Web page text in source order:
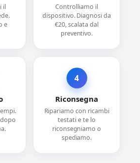
il
e
Controlliamo il
dispositivo. Diagnosi da
€20, scalata dal
preventivo.
4
Riconsegna
Ripariamo con ricambi
testati e te lo
riconsegniamo o
spediamo.